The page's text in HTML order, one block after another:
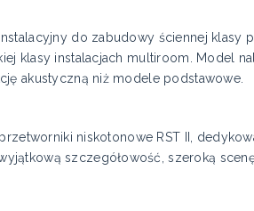
do zabudowy ściennej
klasy instalacjach multiroom. Model
akustyczną niż modele podstawowe.
niskotonowe RST II,
szczegółowość, szeroką